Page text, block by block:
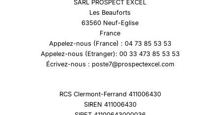
SARL PROSPECT EXCEL
Les Beauforts
63560 Neuf-Eglise
France
Appelez-nous (France) : 04 73 85 53 53
Appelez-nous (Etranger): 00 33 473 85 53 53
Écrivez-nous : poste7@prospectexcel.com
RCS Clermont-Ferrand 411006430
SIREN 411006430